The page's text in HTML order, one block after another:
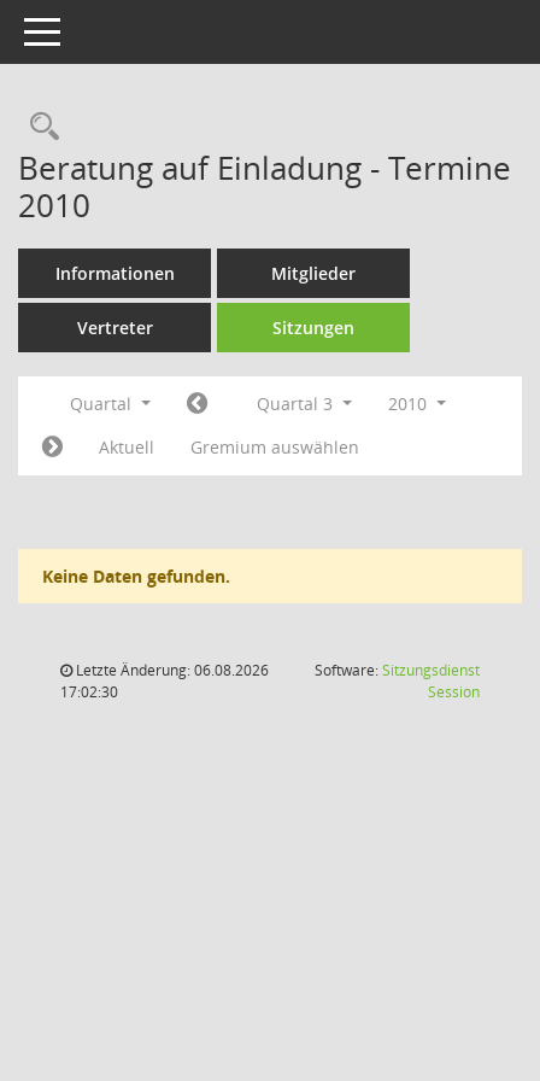
Toggle navigation
Rechercheauswahl
Beratung auf Einladung - Termine
2010
Informationen Mitglieder
Vertreter Sitzungen
Quartal Quartal 3
2010
Aktuell
Gremium auswählen
Keine Daten gefunden.
Letzte Änderung: 06.08.2026
17:02:30
Software:Sitzungsdienst
Session(Wird in